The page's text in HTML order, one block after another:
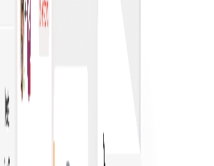
วยให้ธุรกิจตัดสินใจซื้อได้เร็ว ลดความซับ
งานและเพิ่มประสิทธิภาพ ลดความล่าช้า
ละบริการที่จำเป็นได้ทันเวลา